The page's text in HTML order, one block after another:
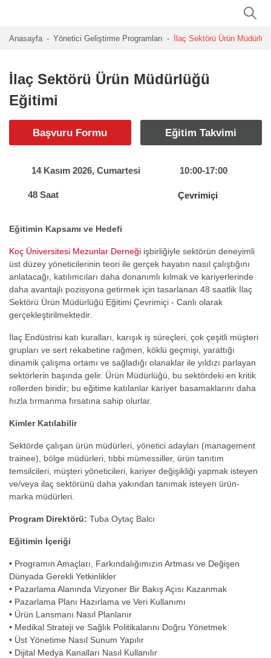
Anasayfa Yönetici Geliştirme Programları İlaç Sektörü Ürün
İlaç Sektörü Ürün Müdürlüğü
Eğitimi
Başvuru Formu Eğitim Takvimi
14 Kasım 2026, Cumartesi 10:00-17:00
48 Saat Çevrimiçi
Eğitimin Kapsamı ve Hedefi
Koç Üniversitesi Mezunlar Derneği işbirliğiyle sektörün deneyimli
üst düzey yöneticilerinin teori ile gerçek hayatın nasıl çalıştığını
anlatacağı, katılımcıları daha donanımlı kılmak ve kariyerlerinde
daha avantajlı pozisyona getirmek için tasarlanan 48 saatlik İlaç
Sektörü Ürün Müdürlüğü Eğitimi Çevrimiçi - Canlı olarak
gerçekleştirilmektedir.
İlaç Endüstrisi katı kuralları, karışık iş süreçleri, çok çeşitli müşteri
grupları ve sert rekabetine rağmen, köklü geçmişi, yarattığı
dinamik çalışma ortamı ve sağladığı olanaklar ile yıldızı parlayan
sektörlerin başında gelir. Ürün Müdürlüğü, bu sektördeki en kritik
rollerden biridir; bu eğitime katılanlar kariyer basamaklarını daha
hızla tırmanma fırsatına sahip olurlar.
Kimler Katılabilir
Sektörde çalışan ürün müdürleri, yönetici adayları (management
trainee), bölge müdürleri, tıbbi mümessiller, ürün tanıtım
temsilcileri, müşteri yöneticileri, kariyer değişikliği yapmak isteyen
ve/veya ilaç sektörünü daha yakından tanımak isteyen ürün-
marka müdürleri.
Program Direktörü: Tuba Oytaç Balcı
Eğitimin İçeriği
• Programın Amaçları, Farkındalığımızın Artması ve Değişen
Dünyada Gerekli Yetkinlikler
• Pazarlama Alanında Vizyoner Bir Bakış Açısı Kazanmak
• Pazarlama Planı Hazırlama ve Veri Kullanımı
• Ürün Lansmanı Nasıl Planlanır
• Medikal Strateji ve Sağlık Politikalarını Doğru Yönetmek
• Üst Yönetime Nasıl Sunum Yapılır
• Dijital Medya Kanalları Nasıl Kullanılır